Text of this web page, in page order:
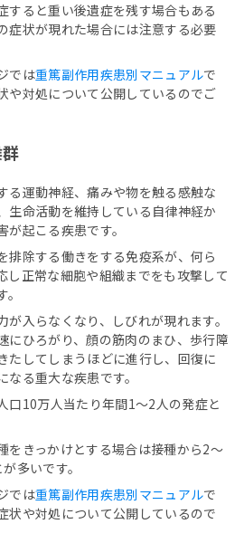
すると重い後遺症を残す場合もある
症状が現れた場合には注意する必要
では重篤副作用疾患別マニュアルで
や対処について公開しているのでご
る運動神経、痛みや物を触る感触な
生命活動を維持している自律神経か
起こる疾患です。
排除する働きをする免疫系が、何ら
し正常な細胞や組織までをも攻撃して
入らなくなり、しびれが現れます。
にひろがり、顔の筋肉のまひ、歩行障
たしてしまうほどに進行し、回復に
る重大な疾患です。
口10万人当たり年間1～2人の発症と
をきっかけとする場合は接種から2～
多いです。
では重篤副作用疾患別マニュアルで
状や対処について公開しているので